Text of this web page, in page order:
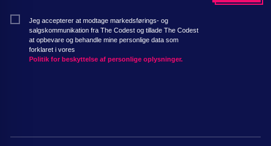
Jeg accepterer at modtage markedsførings- og
salgskommunikation fra The Codest og tillade The Codest
at opbevare og behandle mine personlige data som
forklaret i vores
Politik for beskyttelse af personlige oplysninger.